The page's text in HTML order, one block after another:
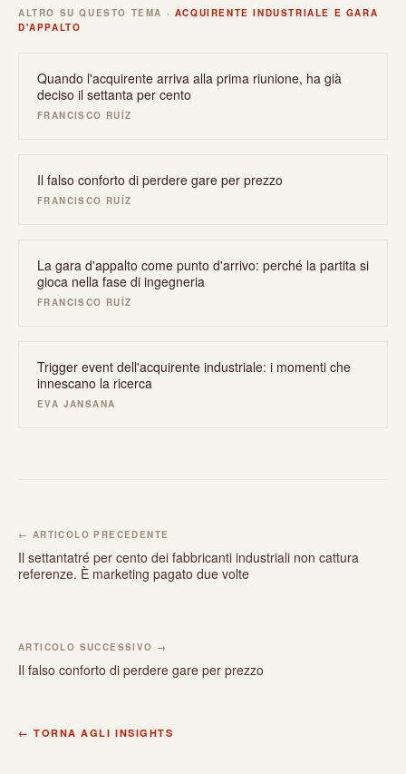
ALTRO SU QUESTO TEMA · ACQUIRENTE INDUSTRIALE E GARA
D'APPALTO
Quando l'acquirente arriva alla prima riunione, ha già
deciso il settanta per cento
FRANCISCO RUÍZ
Il falso conforto di perdere gare per prezzo
FRANCISCO RUÍZ
La gara d'appalto come punto d'arrivo: perché la partita si
gioca nella fase di ingegneria
FRANCISCO RUÍZ
Trigger event dell'acquirente industriale: i momenti che
innescano la ricerca
EVA JANSANA
← ARTICOLO PRECEDENTE
Il settantatré per cento dei fabbricanti industriali non cattura
referenze. È marketing pagato due volte
ARTICOLO SUCCESSIVO →
Il falso conforto di perdere gare per prezzo
← TORNA AGLI INSIGHTS